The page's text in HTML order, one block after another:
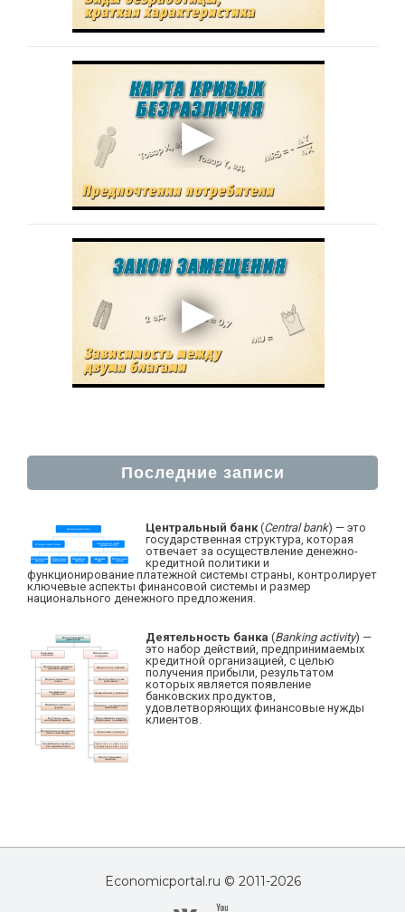
Последние записи
Центральный банк (Central bank) — это
государственная структура, которая
отвечает за осуществление денежно-
кредитной политики и
функционирование платежной системы страны, контролирует
ключевые аспекты финансовой системы и размер
национального денежного предложения.
Деятельность банка (Banking activity) —
это набор действий, предпринимаемых
кредитной организацией, с целью
получения прибыли, результатом
которых является появление
банковских продуктов,
удовлетворяющих финансовые нужды
клиентов.
Economicportal.ru © 2011-2026